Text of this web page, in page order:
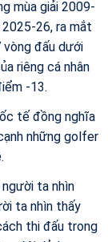
mùa giải 2009-
26, ra mắt
vòng đấu dưới
riêng cá nhân
-13.
tế đồng nghĩa
những golfer
ta nhìn
ta nhìn thấy
thi đấu trong